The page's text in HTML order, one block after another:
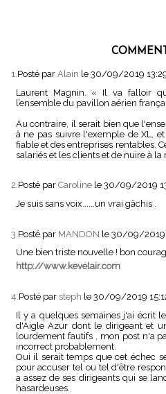
1.Posté par Alain le 30/09/2019
Laurent Magnin. « Il va falloir
l’ensemble du pavillon aérien
Au contraire, il serait bien que
à ne pas suivre l'exemple de XL,
fiable et des entreprises rentables.
salariés et les clients et de nuire à la
2.Posté par Caroline le 30/09/2019
Je suis sans voix......un vrai gâchis .
3. Posté par MANDON le 30/09/2019
Une bien triste nouvelle ! bon
http://www.kevelair.com
4. Posté par steph le 30/09/2019
Il y a quelques semaines j'ai écrit
d'Aigle Azur dont le dirigeant et
lourdement fautifs , mon post n'a
incorrect probablement.
Oui il serait temps que cet échec
pour accuser tel ou tel d'être
a assez de ses dirigeants qui se
hasardeuses.